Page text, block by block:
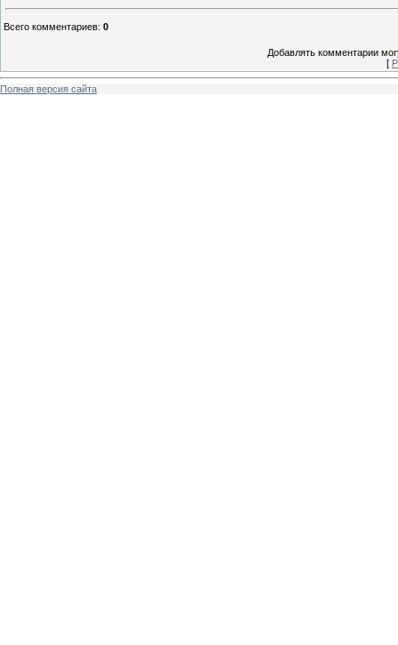
Всего комментариев: 0
Добавлять комментарии
[
Полная версия сайта